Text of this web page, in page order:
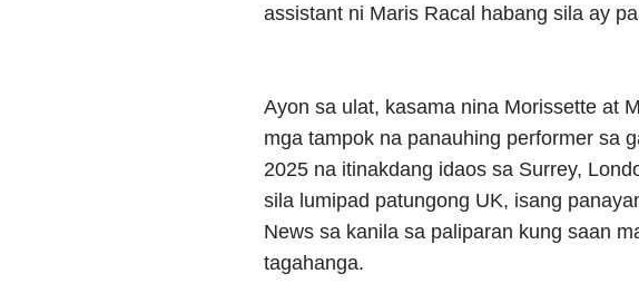
assistant ni Maris Racal habang sila ay
Ayon sa ulat, kasama nina Morissette at
mga tampok na panauhing performer sa
2025 na itinakdang idaos sa Surrey,
sila lumipad patungong UK, isang
News sa kanila sa paliparan kung saan
tagahanga.